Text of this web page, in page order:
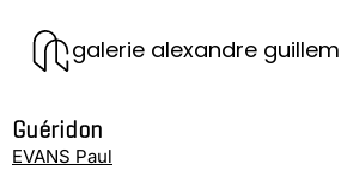
galerie alexandre
Guéridon
EVANS Paul